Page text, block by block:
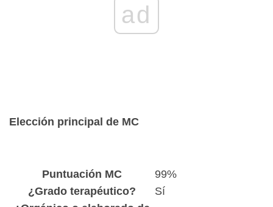
ad
Elección principal de MC
Puntuación MC
99%
¿Grado terapéutico?
Sí